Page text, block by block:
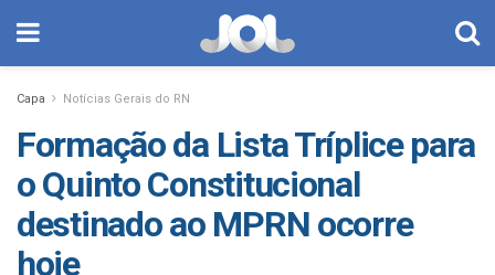
Capa Notícias Gerais do RN
Formação da Lista Tríplice para
o Quinto Constitucional
destinado ao MPRN ocorre
hoje